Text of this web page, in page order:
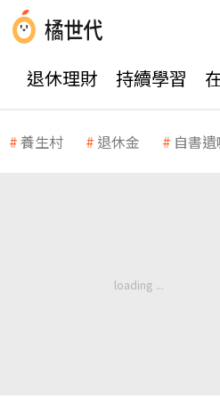
退休理財 持續學習
養生村 退休金 自書遺